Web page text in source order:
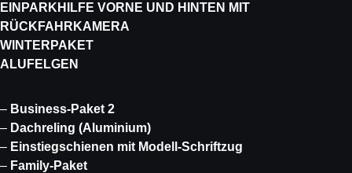
EINPARKHILFE VORNE UND HINTEN MIT
RÜCKFAHRKAMERA
WINTERPAKET
ALUFELGEN
– Business-Paket 2
– Dachreling (Aluminium)
– Einstiegschienen mit Modell-Schriftzug
– Family-Paket